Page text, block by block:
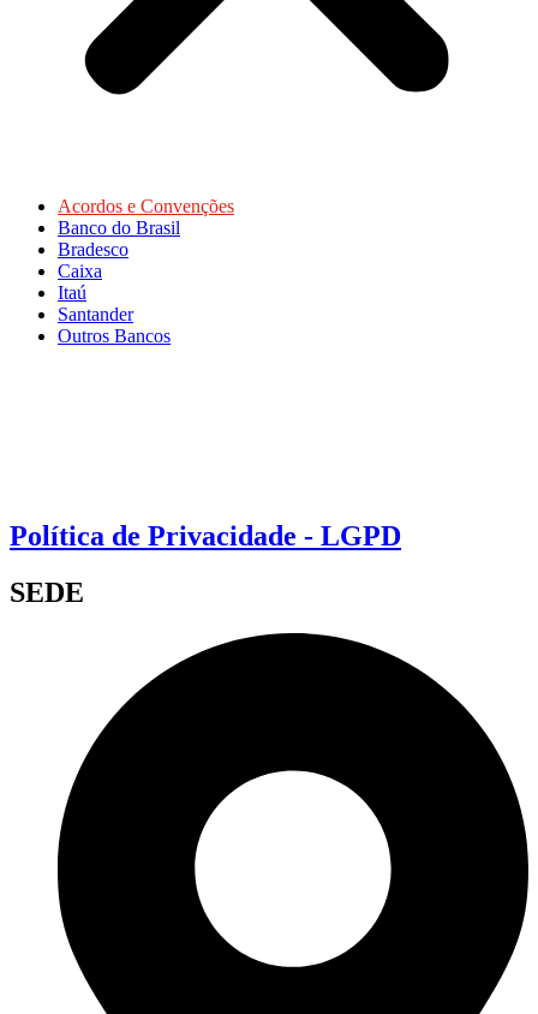
Acordos e Convenções
Banco do Brasil
Bradesco
Caixa
Itaú
Santander
Outros Bancos
Política de Privacidade - LGPD
SEDE